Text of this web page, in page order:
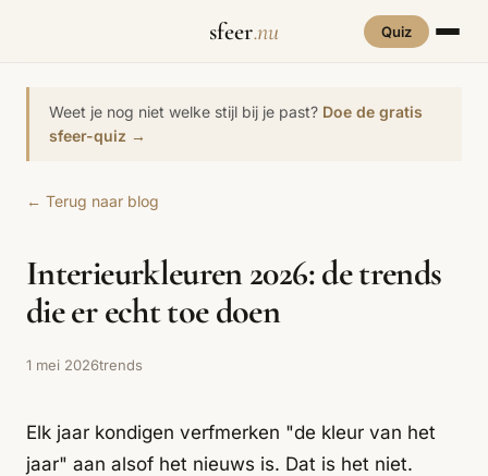
sfeer.nu Quiz
INTERIEURSTIJLEN
Biophilic
Botanisch
Interieur
Brutalisme Coastal
Comfort
Grandmillennial Healing Home Hygge
RUIMTES
Badkamer Werkkamer
Kinderkamer
Weet je nog niet welke stijl bij je past? Doe de gratis
sfeer-quiz →
← Terug naar blog
Interieurkleuren 2026: de trends
die er echt toe doen
1 mei 2026trends
Elk jaar kondigen verfmerken "de kleur van het
jaar" aan alsof het nieuws is. Dat is het niet.